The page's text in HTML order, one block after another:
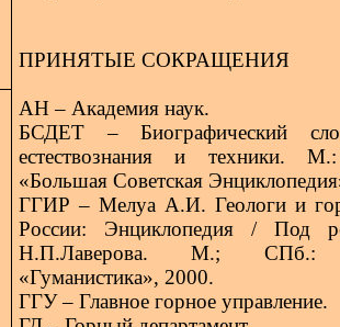
ПРИНЯТЫЕ СОКРАЩЕНИЯ
АН – Академия наук.
БСДЕТ – Биографический
естествознания и техники. М.:
«Большая Советская
ГГИР – Мелуа А.И. Геологи и
России: Энциклопедия / Под
Н.П.Лаверова. М.; СПб.:
«Гуманистика», 2000.
ГГУ – Главное горное управление.